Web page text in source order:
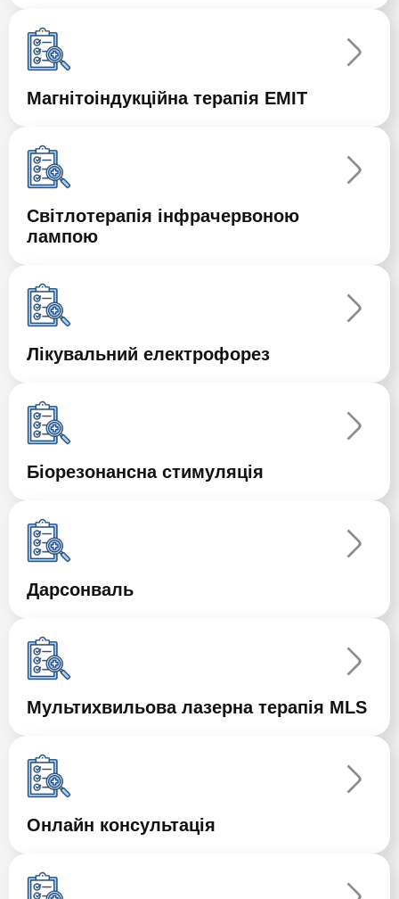
Магнітоіндукційна терапія ЕМІТ
Світлотерапія інфрачервоною
лампою
Лікувальний електрофорез
Біорезонансна стимуляція
Дарсонваль
Мультихвильова лазерна терапія MLS
Онлайн консультація